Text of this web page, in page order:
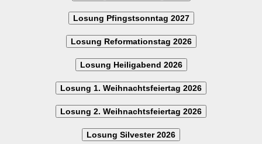
Losung Pfingstsonntag 2027
Losung Reformationstag 2026
Losung Heiligabend 2026
Losung 1. Weihnachtsfeiertag 2026
Losung 2. Weihnachtsfeiertag 2026
Losung Silvester 2026